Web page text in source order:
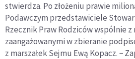
stwierdza. Po złożeniu prawie
Podawczym przedstawiciele
Rzecznik Praw Rodziców wspólnie z
zaangażowanymi w zbieranie
z marszałek Sejmu Ewą Kopacz. −